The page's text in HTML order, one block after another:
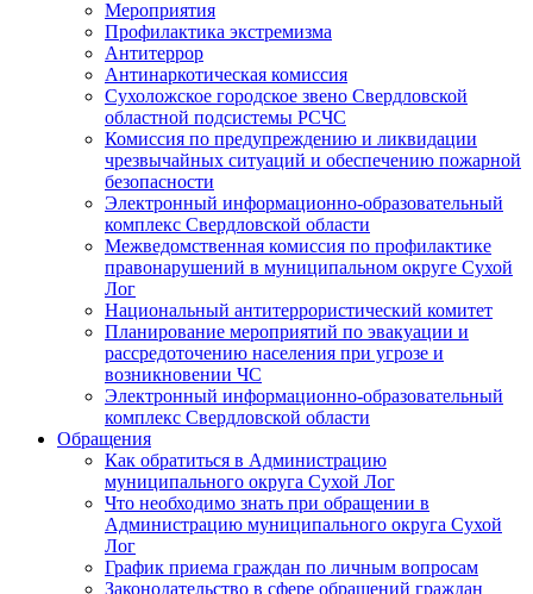
Мероприятия
Профилактика экстремизма
Антитеррор
Антинаркотическая комиссия
Сухоложское городское звено Свердловской
областной подсистемы РСЧС
Комиссия по предупреждению и ликвидации
чрезвычайных ситуаций и обеспечению пожарной
безопасности
Электронный информационно-образовательный
комплекс Cвердловской области
Межведомственная комиссия по профилактике
правонарушений в муниципальном округе Сухой
Лог
Национальный антитеррористический комитет
Планирование мероприятий по эвакуации и
рассредоточению населения при угрозе и
возникновении ЧС
Электронный информационно-образовательный
комплекс Свердловской области
Обращения
Как обратиться в Администрацию
муниципального округа Сухой Лог
Что необходимо знать при обращении в
Администрацию муниципального округа Сухой
Лог
График приема граждан по личным вопросам
Законодательство в сфере обращений граждан